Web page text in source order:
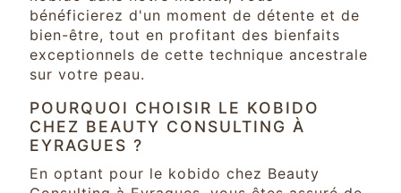
bénéficierez d'un moment de détente et de
bien-être, tout en profitant des bienfaits
exceptionnels de cette technique ancestrale
sur votre peau.
POURQUOI CHOISIR LE KOBIDO
CHEZ BEAUTY CONSULTING À
EYRAGUES ?
En optant pour le kobido chez Beauty